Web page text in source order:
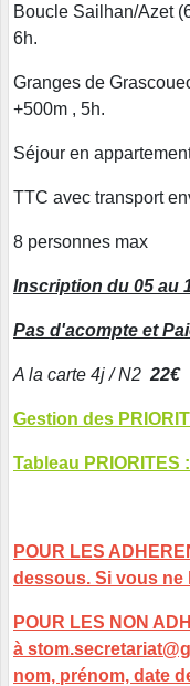
Boucle Sailhan/Azet
6h.
Granges de
+500m , 5h.
Séjour en
TTC avec transport
8 personnes max
Inscription du 05 au
Pas d'acompte et
A la carte 4j / N2 22€
Gestion des
Tableau PRIORITES :
POUR LES
dessous. Si vous ne
POUR LES NON
à
nom, prénom, date